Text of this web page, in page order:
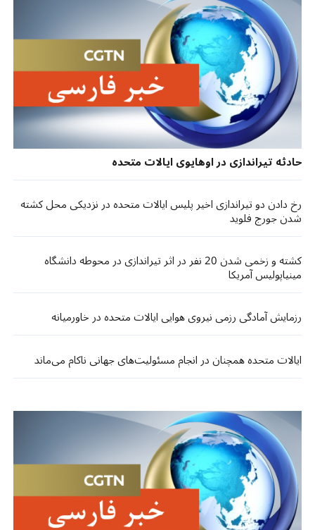
حادثه تیراندازی در اوهایوی ایالات متحده
رخ دادن دو تیراندازی اخیر پلیس ایالات متحده در نزدیکی محل کشته
شدن جورج فلوید
کشته و زخمی شدن 20 نفر در اثر تیراندازی در محوطه دانشگاه
مینیاپولیس آمریکا
رزمایش آمادگی رزمی نیروی هوایی ایالات متحده در خاورمیانه
ایالات متحده همچنان در انجام مسئولیت‌های جهانی ناکام می‌ماند